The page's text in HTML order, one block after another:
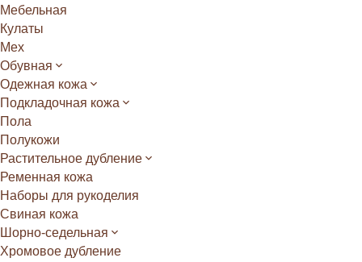
Мебельная
Кулаты
Мех
Обувная
Одежная кожа
Подкладочная кожа
Пола
Полукожи
Растительное дубление
Ременная кожа
Наборы для рукоделия
Свиная кожа
Шорно-седельная
Хромовое дубление